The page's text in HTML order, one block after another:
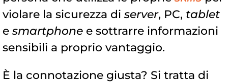
violare la sicurezza di server, PC, tablet
e smartphone e sottrarre informazioni
sensibili a proprio vantaggio.
È la connotazione giusta? Si tratta di